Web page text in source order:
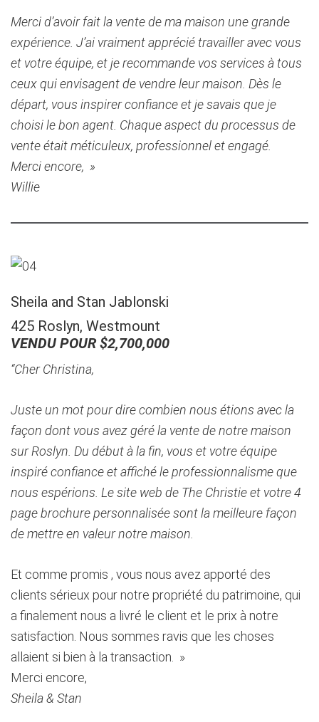
Merci d’avoir fait la vente de ma maison une grande
expérience. J’ai vraiment apprécié travailler avec vous
et votre équipe, et je recommande vos services à tous
ceux qui envisagent de vendre leur maison. Dès le
départ, vous inspirer confiance et je savais que je
choisi le bon agent. Chaque aspect du processus de
vente était méticuleux, professionnel et engagé.
Merci encore, »
Willie
Sheila and Stan Jablonski
425 Roslyn, Westmount
VENDU POUR $2,700,000
“Cher Christina,
Juste un mot pour dire combien nous étions avec la
façon dont vous avez géré la vente de notre maison
sur Roslyn. Du début à la fin, vous et votre équipe
inspiré confiance et affiché le professionnalisme que
nous espérions. Le site web de The Christie et votre 4
page brochure personnalisée sont la meilleure façon
de mettre en valeur notre maison.
Et comme promis , vous nous avez apporté des
clients sérieux pour notre propriété du patrimoine, qui
a finalement nous a livré le client et le prix à notre
satisfaction. Nous sommes ravis que les choses
allaient si bien à la transaction. »
Merci encore,
Sheila & Stan